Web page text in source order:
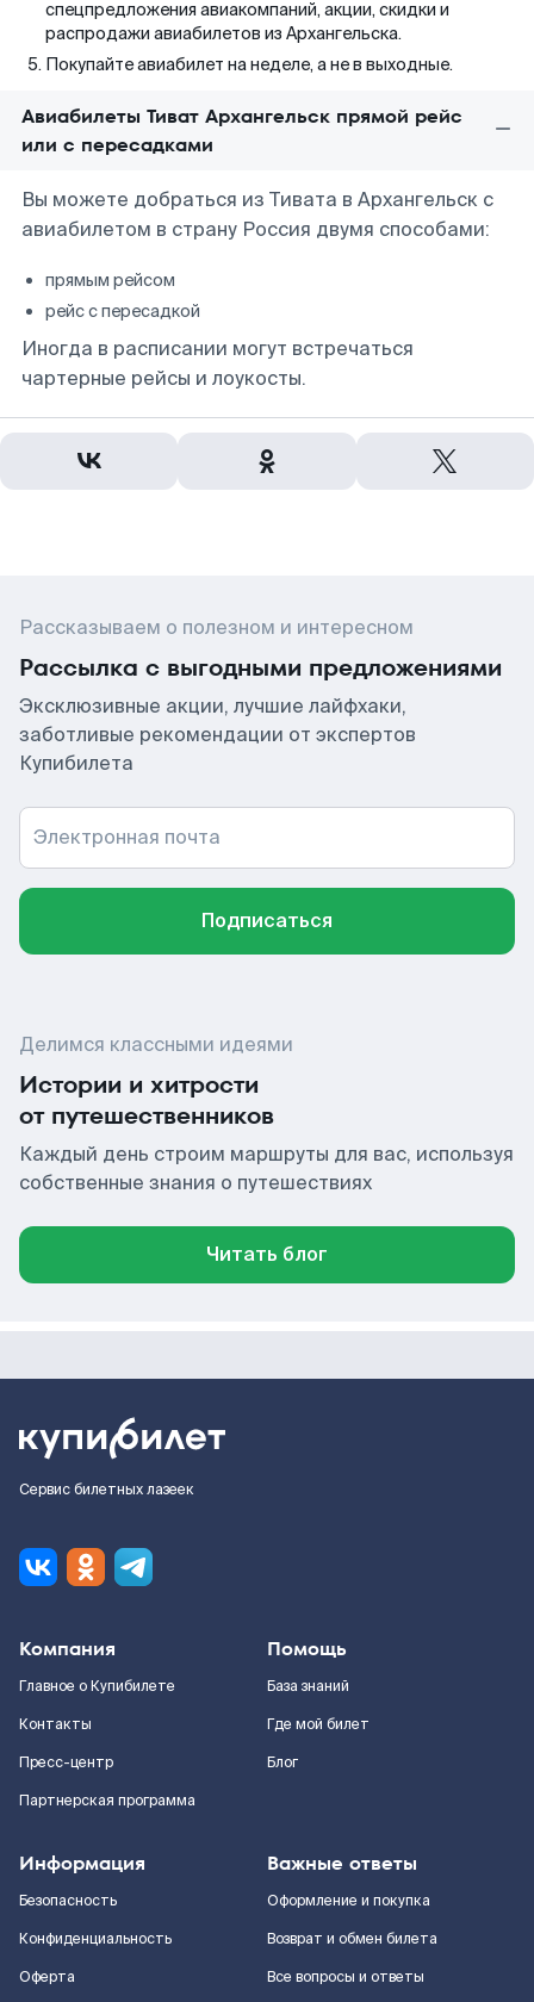
спецпредложения авиакомпаний, акции, скидки и
распродажи авиабилетов из Архангельска.
Покупайте авиабилет на неделе, а не в выходные.
Авиабилеты Тиват Архангельск прямой рейс
или с пересадками
Вы можете добраться из Тивата в Архангельск с
авиабилетом в страну Россия двумя способами:
прямым рейсом
рейс с пересадкой
Иногда в расписании могут встречаться
чартерные рейсы и лоукосты.
Рассказываем о полезном и интересном
Рассылка с выгодными предложениями
Эксклюзивные акции, лучшие лайфхаки,
заботливые рекомендации от экспертов
Купибилета
Электронная почта
Подписаться
Делимся классными идеями
Истории и хитрости
от путешественников
Каждый день строим маршруты для вас, используя
собственные знания о путешествиях
Читать блог
Сервис билетных лазеек
Компания
Главное о Купибилете
Контакты
Пресс-центр
Партнерская программа
Помощь
База знаний
Где мой билет
Блог
Информация
Безопасность
Конфиденциальность
Оферта
Важные ответы
Оформление и покупка
Возврат и обмен билета
Все вопросы и ответы